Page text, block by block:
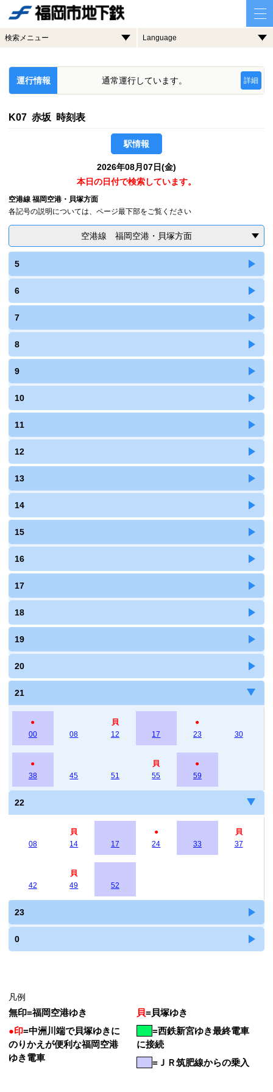
検索メニュー Language
運行情報 通常運行しています。 詳細
K07 赤坂 時刻表
駅情報
2026年08月07日(金)
本日の日付で検索しています。
空港線 福岡空港・貝塚方面
各記号の説明については、ページ最下部をご覧ください
空港線 福岡空港・貝塚方面
5
6
7
8
9
10
11
12
13
14
15
16
17
18
19
20
21
●
00
08
貝
12
17
●
23
30
●
38
45 51
貝
55
●
59
22
08
貝
14
17
●
24
33
貝
37
42
貝
49
52
23
0
凡例
無印=福岡空港ゆき 貝=貝塚ゆき
●印=中洲川端で貝塚ゆきに
のりかえが便利な福岡空港
ゆき電車
=西鉄新宮ゆき最終電車
に接続
=ＪＲ筑肥線からの乗入